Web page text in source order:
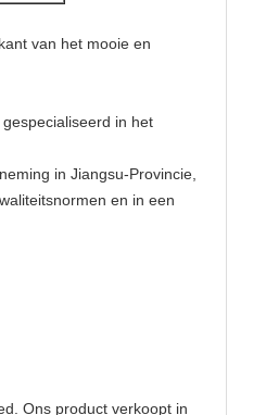
van het mooie en
in het
in Jiangsu-Provincie,
en in een
Ons product verkoopt in